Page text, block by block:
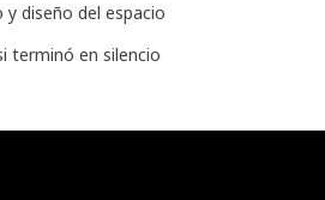
diseño del espacio
terminó en silencio